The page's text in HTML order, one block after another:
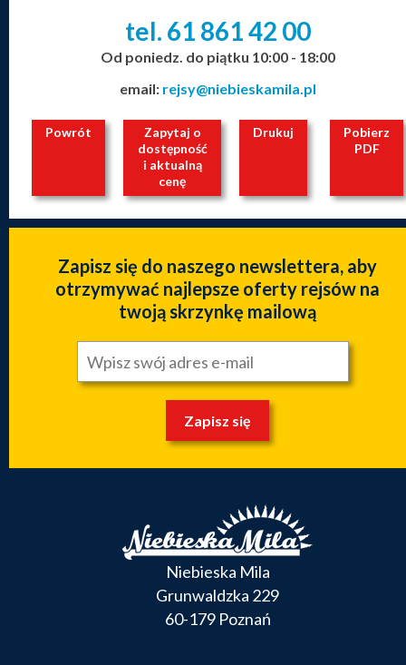
tel. 61 86142 00
Od poniedz. do piątku 10:00 - 18:00
email: rejsy@niebieskamila.pl
Powrót
Zapytaj o
dostępność
i aktualną
cenę
Drukuj
Pobierz
PDF
Zapisz się do naszego newslettera, aby
otrzymywać najlepsze oferty rejsów na
twoją skrzynkę mailową
Zapisz się
Niebieska Mila
Grunwaldzka 229
60-179 Poznań